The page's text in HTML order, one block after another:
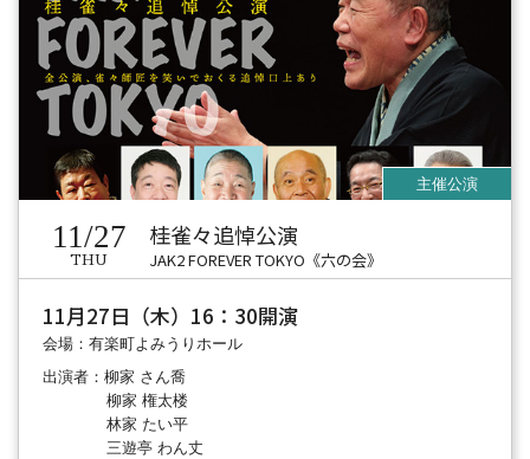
11/27
THU
桂雀々追悼公演
JAK2 FOREVER TOKYO《六の会》
11月27日（木）16：30開演
会場：有楽町よみうりホール
出演者：柳家 さん喬
柳家 権太楼
林家 たい平
三遊亭 わん丈